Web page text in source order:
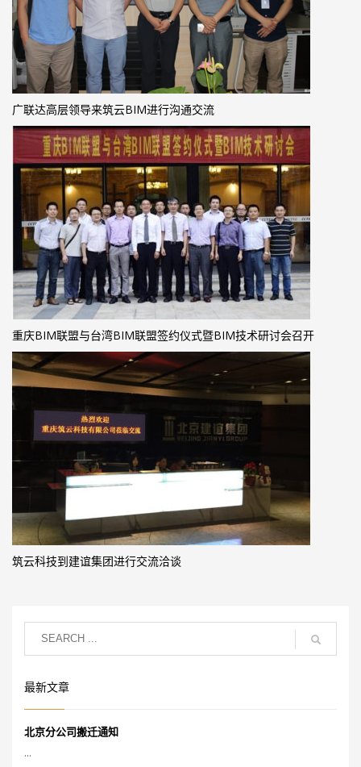
广联达高层领导来筑云BIM进行沟通交流
重庆BIM联盟与台湾BIM联盟签约仪式暨BIM技术研讨会召开
筑云科技到建谊集团进行交流洽谈
最新文章
北京分公司搬迁通知
...